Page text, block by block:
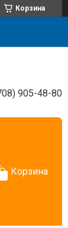
Корзина
905-48-80
Корзина